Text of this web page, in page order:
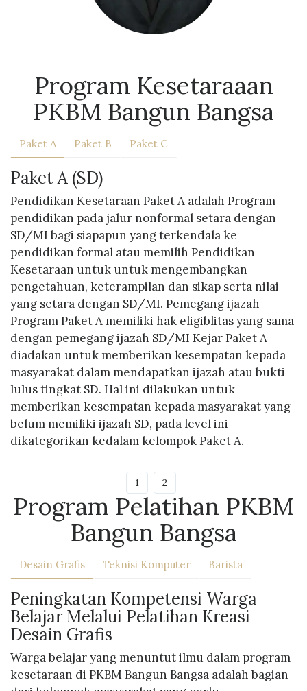
Program Kesetaraaan
PKBM Bangun Bangsa
Paket A Paket B Paket C
Paket A (SD)
Pendidikan Kesetaraan Paket A adalah Program
pendidikan pada jalur nonformal setara dengan
SD/MI bagi siapapun yang terkendala ke
pendidikan formal atau memilih Pendidikan
Kesetaraan untuk untuk mengembangkan
pengetahuan, keterampilan dan sikap serta nilai
yang setara dengan SD/MI. Pemegang ijazah
Program Paket A memiliki hak eligiblitas yang sama
dengan pemegang ijazah SD/MI Kejar Paket A
diadakan untuk memberikan kesempatan kepada
masyarakat dalam mendapatkan ijazah atau bukti
lulus tingkat SD. Hal ini dilakukan untuk
memberikan kesempatan kepada masyarakat yang
belum memiliki ijazah SD, pada level ini
dikategorikan kedalam kelompok Paket A.
1 2
Program Pelatihan PKBM
Bangun Bangsa
Desain Grafis Teknisi Komputer Barista
Peningkatan Kompetensi Warga
Belajar Melalui Pelatihan Kreasi
Desain Grafis
Warga belajar yang menuntut ilmu dalam program
kesetaraan di PKBM Bangun Bangsa adalah bagian